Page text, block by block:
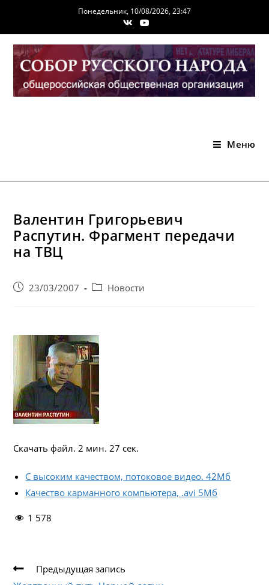
содержимому
Понедельник, 10/08/2026, 23:47
Меню
Валентин Григорьевич
Распутин. Фрагмент передачи
на ТВЦ
Запись23/03/2007
PostНовости
Скачать файл. 2 мин. 27 сек.
С высоким качеством, потоковое видео. 42Мб
Качество карманного компьютера, .avi 5Мб
1 578
Еще
статьи
Предыдущая запись